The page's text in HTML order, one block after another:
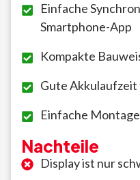
Einfache
Smartphone-App
Kompakte
Gute
Einfache
Nachteile
Display ist nur